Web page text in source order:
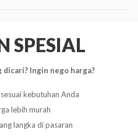
SPESIAL
dicari? Ingin nego harga?
kebutuhan Anda
lebih murah
langka di pasaran